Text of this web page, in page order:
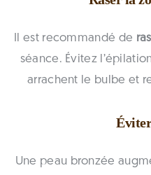
Il est recommandé de
séance. Évitez
arrachent le bulbe et
Une peau bronzée